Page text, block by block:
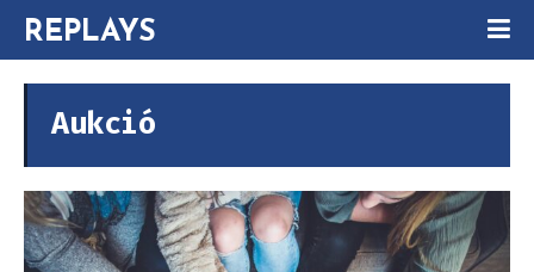
REPLAYS
Aukció